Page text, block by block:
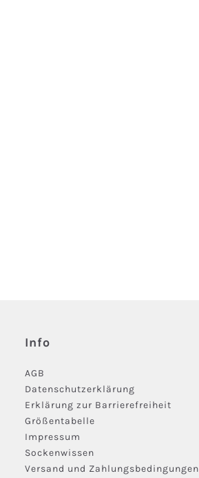
Info
AGB
Datenschutzerklärung
Erklärung zur Barrierefreiheit
Größentabelle
Impressum
Sockenwissen
Versand und Zahlungsbedingungen